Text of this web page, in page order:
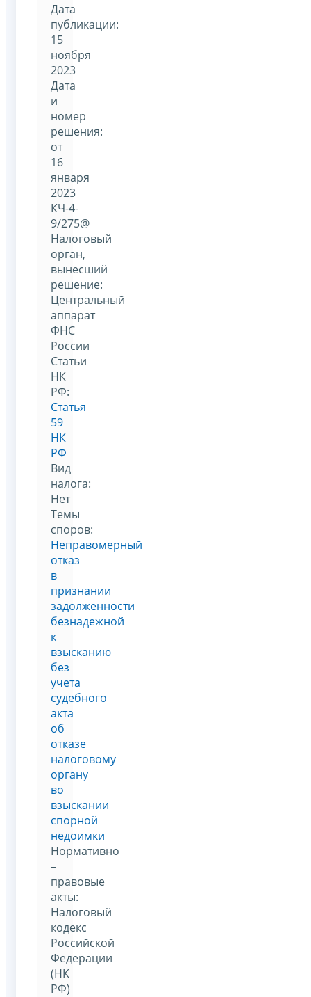
Дата
публикации:
15
ноября
2023
Дата
и
номер
решения:
от
16
января
2023
КЧ-4-
9/275@
Налоговый
орган,
вынесший
решение:
Центральный
аппарат
ФНС
России
Статьи
НК
РФ:
Статья
59
НК
РФ
Вид
налога:
Нет
Темы
споров:
Неправомерный
отказ
в
признании
задолженности
безнадежной
к
взысканию
без
учета
судебного
акта
об
отказе
налоговому
органу
во
взыскании
спорной
недоимки
Нормативно
–
правовые
акты:
Налоговый
кодекс
Российской
Федерации
(НК
РФ)